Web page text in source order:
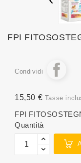
FPI
Condividi
15,50 € Tasse
FPI
Quantità